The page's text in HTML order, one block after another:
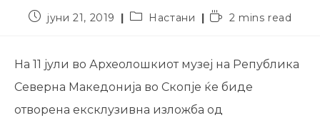
јуни 21, 2019 Настани 2 mins read
На 11 јули во Археолошкиот музеј на Република
Северна Македонија во Скопје ќе биде
отворена ексклузивна изложба од